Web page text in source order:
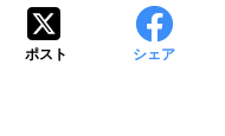
ポスト シェア